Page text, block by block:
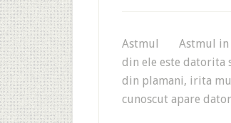
Astmul Astmul in
din ele este datorita
din plamani, irita
cunoscut apare